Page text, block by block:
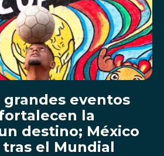
grandes eventos
la
destino; México
el Mundial